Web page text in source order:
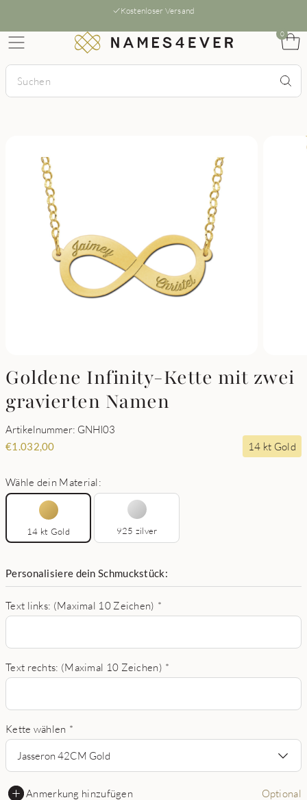
Kostenloser Versand
0
Goldene Infinity-Kette mit zwei
gravierten Namen
Artikelnummer: GNHI03
€1.032,00 14 kt Gold
Wähle dein Material:
14 kt Gold 925 zilver
Personalisiere dein Schmuckstück:
Text links: (Maximal 10 Zeichen) *
Text rechts: (Maximal 10 Zeichen) *
Kette wählen *
Jasseron 42CM Gold
Anmerkung hinzufügen Optional